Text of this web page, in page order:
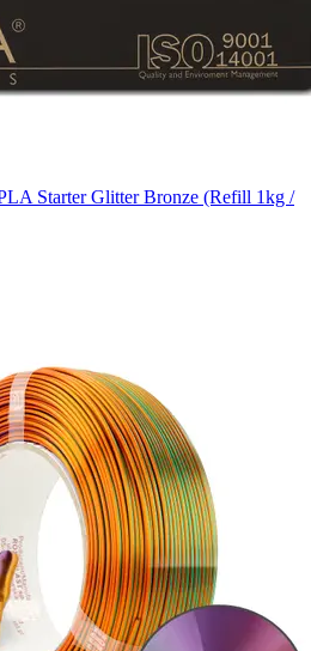
Starter Glitter Bronze (Refill 1kg /